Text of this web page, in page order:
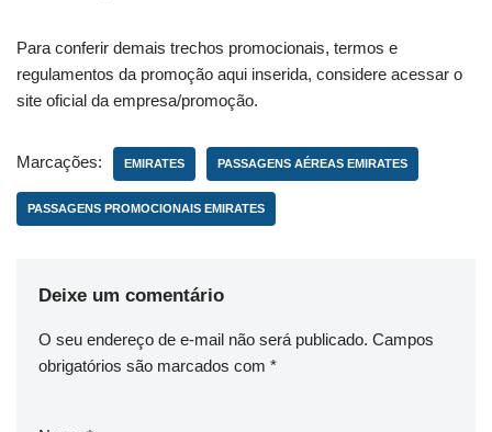
Para conferir demais trechos promocionais, termos e
regulamentos da promoção aqui inserida, considere acessar o
site oficial da empresa/promoção.
Marcações: EMIRATES PASSAGENS AÉREAS EMIRATES
PASSAGENS PROMOCIONAIS EMIRATES
Deixe um comentário
O seu endereço de e-mail não será publicado. Campos
obrigatórios são marcados com *